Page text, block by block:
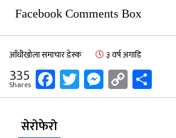
Facebook Comments Box
आँधीखोला समाचार डेस्क ३ वर्ष अगाडि
335
Shares Facebook
Twitter
Messenger
Copy
Link
सेरोफेरो